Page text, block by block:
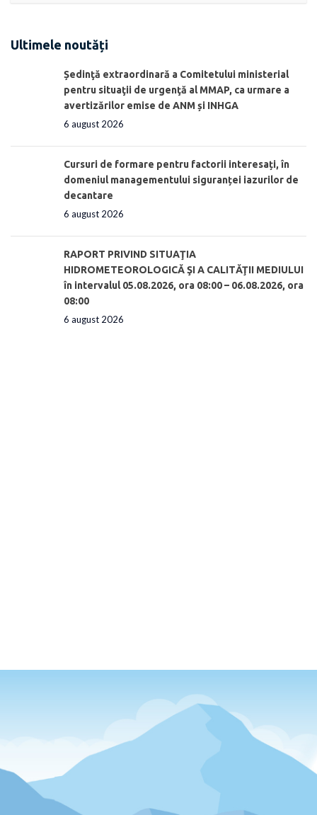
Ultimele noutăți
Ședinţă extraordinară a Comitetului ministerial
pentru situaţii de urgenţă al MMAP, ca urmare a
avertizărilor emise de ANM și INHGA
6 august 2026
Cursuri de formare pentru factorii interesați, în
domeniul managementului siguranței iazurilor de
decantare
6 august 2026
RAPORT PRIVIND SITUAŢIA
HIDROMETEOROLOGICĂ ŞI A CALITĂŢII MEDIULUI
în intervalul 05.08.2026, ora 08:00 – 06.08.2026, ora
08:00
6 august 2026